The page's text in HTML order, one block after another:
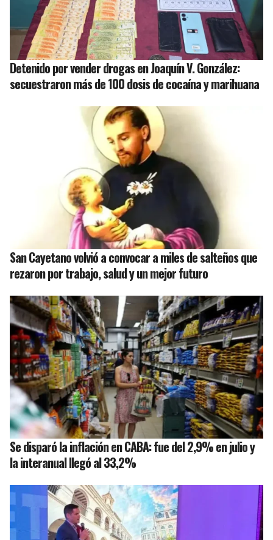
Detenido por vender drogas en Joaquín V. González:
secuestraron más de 100 dosis de cocaína y marihuana
San Cayetano volvió a convocar a miles de salteños que
rezaron por trabajo, salud y un mejor futuro
Se disparó la inflación en CABA: fue del 2,9% en julio y
la interanual llegó al 33,2%